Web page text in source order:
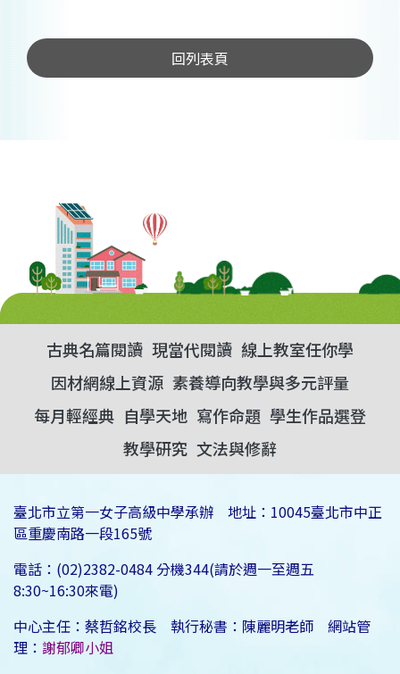
回列表頁
古典名篇閱讀 現當代閱讀 線上教室任你學
因材網線上資源 素養導向教學與多元評量
每月輕經典 自學天地 寫作命題 學生作品選登
教學研究 文法與修辭
臺北市立第一女子高級中學承辦 地址：10045臺北市中正
區重慶南路一段165號
電話：(02)2382-0484 分機344(請於週一至週五
8:30~16:30來電)
中心主任：蔡哲銘校長 執行秘書：陳麗明老師 網站管
理： 謝郁卿小姐